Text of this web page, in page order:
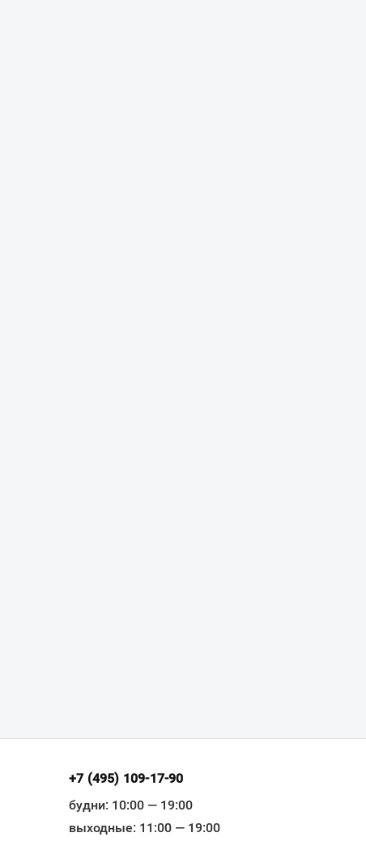
+7 (495) 109-17-90
будни: 10:00 — 19:00
выходные: 11:00 — 19:00